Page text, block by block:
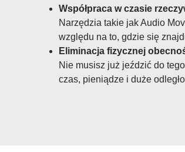
Współpraca w czasie
Narzędzia takie jak Audio
względu na to, gdzie się
Eliminacja fizycznej
Nie musisz już jeździć do
czas, pieniądze i duże